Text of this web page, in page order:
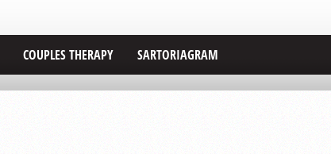
COUPLES THERAPY SARTORIAGRAM